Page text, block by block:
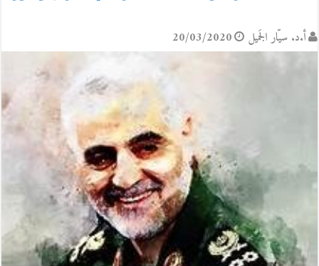
أ.د. سيّار الجَميل 20/03/2020